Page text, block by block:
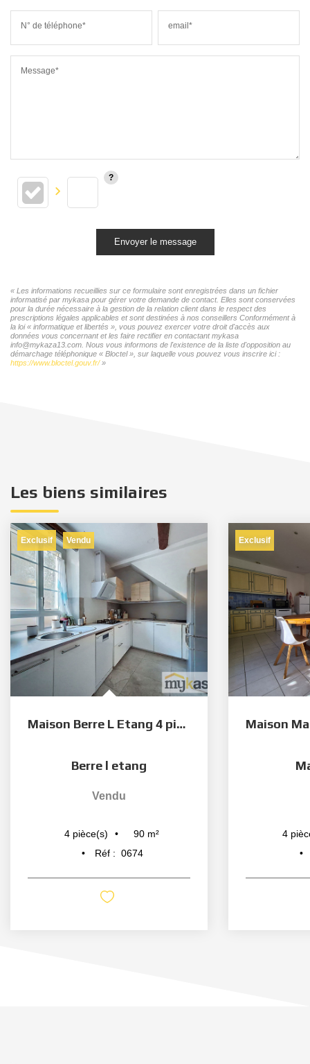
N° de téléphone* email*
Message*
Envoyer le message
« Les informations recueillies sur ce formulaire sont enregistrées dans un fichier
informatisé par mykasa pour gérer votre demande de contact. Elles sont conservées
pour la durée nécessaire à la gestion de la relation client dans le respect des
prescriptions légales applicables et sont destinées à nos conseillers Conformément à
la loi « informatique et libertés », vous pouvez exercer votre droit d'accès aux
données vous concernant et les faire rectifier en contactant mykasa
info@mykaza13.com. Nous vous informons de l'existence de la liste d'opposition au
démarchage téléphonique « Bloctel », sur laquelle vous pouvez vous inscrire ici :
https://www.bloctel.gouv.fr/»
Les biens similaires
Exclusif Vendu
Maison Berre L Etang 4 pièce(s) 90 m2
Berre l etang
Vendu
4 pièce(s) 90 m²
Réf : 0674
Exclusif
4